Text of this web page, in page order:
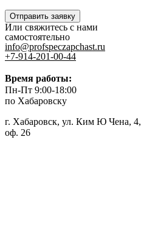
Отправить заявку
Или свяжитесь с нами
самостоятельно
info@profspeczapchast.ru
+7-914-201-00-44
Время работы:
Пн-Пт 9:00-18:00
по Хабаровску
г. Хабаровск, ул. Ким Ю Чена, 4,
оф. 26